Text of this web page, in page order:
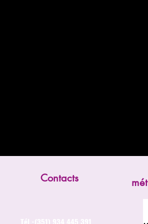
Contacts
Tél -(351) 934 445 391